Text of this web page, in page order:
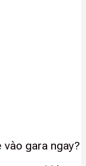
vào gara ngay?